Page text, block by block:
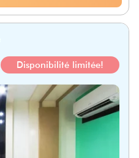
Disponibilité limitée!